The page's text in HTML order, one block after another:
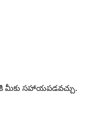
మీకు సహాయపడవచ్చు.